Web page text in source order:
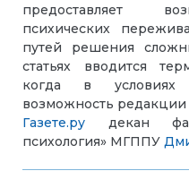
предоставляет
психических
путей решения
статьях вводится
когда в условиях
возможность редакции
Газете.ру декан
психология» МГППУ